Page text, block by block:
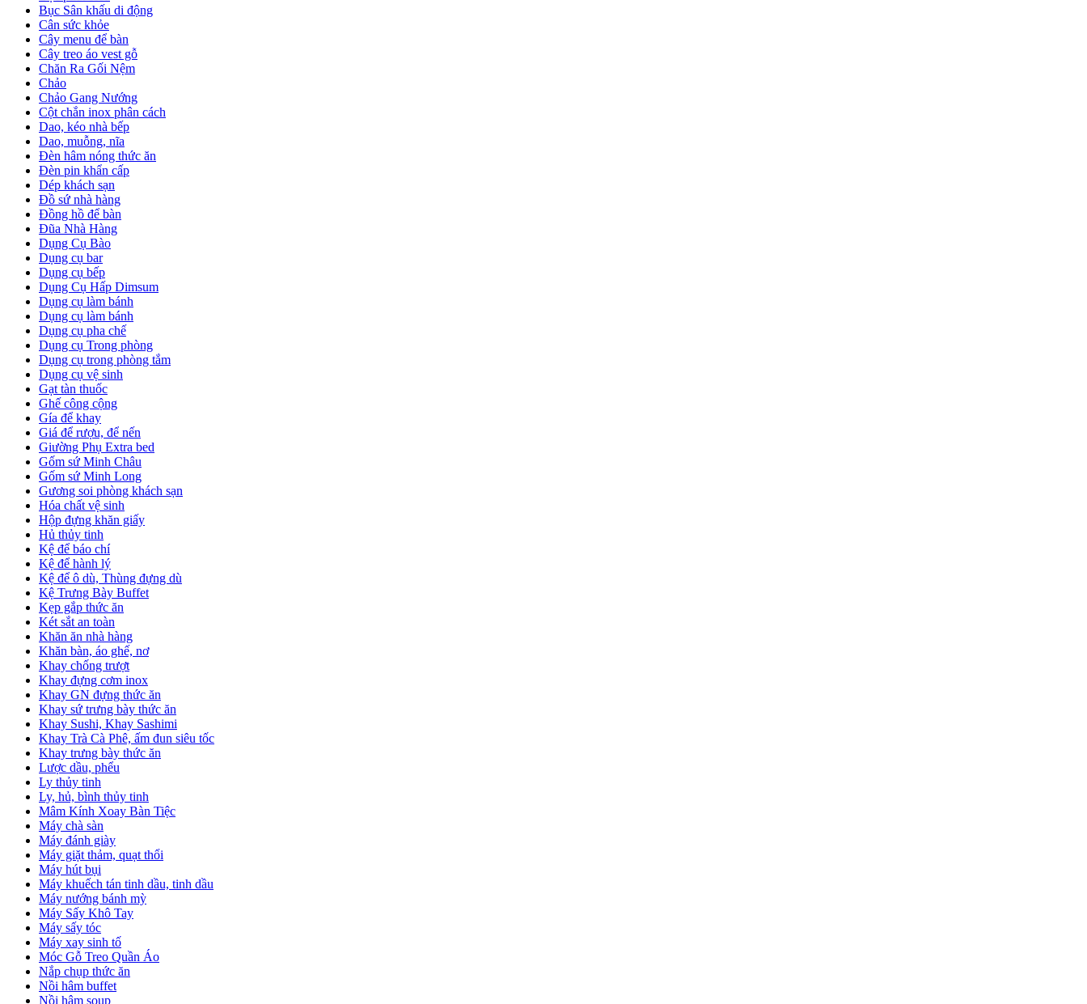
Bục Sân khấu di động
Cân sức khỏe
Cây menu để bàn
Cây treo áo vest gỗ
Chăn Ra Gối Nệm
Chảo
Chảo Gang Nướng
Cột chắn inox phân cách
Dao, kéo nhà bếp
Dao, muỗng, nĩa
Đèn hâm nóng thức ăn
Đèn pin khẩn cấp
Dép khách sạn
Đồ sứ nhà hàng
Đồng hồ để bàn
Đũa Nhà Hàng
Dụng Cụ Bào
Dụng cụ bar
Dụng cụ bếp
Dụng Cụ Hấp Dimsum
Dụng cụ làm bánh
Dụng cụ làm bánh
Dụng cụ pha chế
Dụng cụ Trong phòng
Dụng cụ trong phòng tắm
Dụng cụ vệ sinh
Gạt tàn thuốc
Ghế công cộng
Gía để khay
Giá để rượu, để nến
Giường Phụ Extra bed
Gốm sứ Minh Châu
Gốm sứ Minh Long
Gương soi phòng khách sạn
Hóa chất vệ sinh
Hộp đựng khăn giấy
Hủ thủy tinh
Kệ để báo chí
Kệ để hành lý
Kệ để ô dù, Thùng đựng dù
Kệ Trưng Bày Buffet
Kẹp gắp thức ăn
Két sắt an toàn
Khăn ăn nhà hàng
Khăn bàn, áo ghế, nơ
Khay chống trượt
Khay đựng cơm inox
Khay GN đựng thức ăn
Khay sứ trưng bày thức ăn
Khay Sushi, Khay Sashimi
Khay Trà Cà Phê, ấm đun siêu tốc
Khay trưng bày thức ăn
Lược dầu, phểu
Ly thủy tinh
Ly, hủ, bình thủy tinh
Mâm Kính Xoay Bàn Tiệc
Máy chà sàn
Máy đánh giày
Máy giặt thảm, quạt thổi
Máy hút bụi
Máy khuếch tán tinh dầu, tinh dầu
Máy nướng bánh mỳ
Máy Sấy Khô Tay
Máy sấy tóc
Máy xay sinh tố
Móc Gỗ Treo Quần Áo
Nắp chụp thức ăn
Nồi hâm buffet
Nồi hâm soup